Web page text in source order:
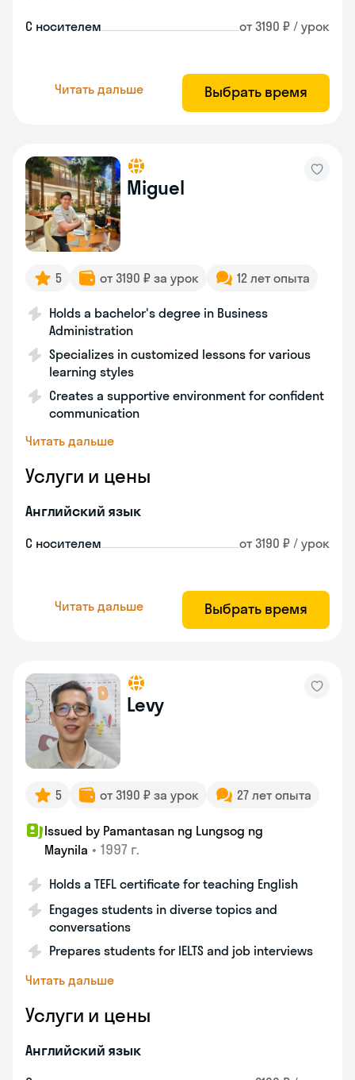
С носителем от 3190 ₽ / урок
Читать дальше Выбрать время
Miguel
5 от 3190 ₽ за урок 12 лет опыта
Holds a bachelor's degree in Business
Administration
Specializes in customized lessons for various
learning styles
Creates a supportive environment for confident
communication
Читать дальше
Услуги и цены
Английский язык
С носителем от 3190 ₽ / урок
Читать дальше Выбрать время
Levy
5 от 3190 ₽ за урок 27 лет опыта
Issued by Pamantasan ng Lungsog ng
Maynila • 1997 г.
Holds a TEFL certificate for teaching English
Engages students in diverse topics and
conversations
Prepares students for IELTS and job interviews
Читать дальше
Услуги и цены
Английский язык